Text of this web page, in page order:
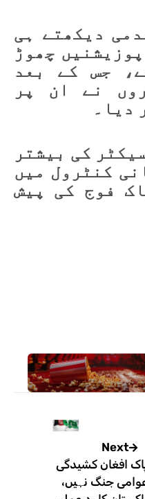
دیکھتے ہی
چھوڑ
جس کے بعد
نے ان پر
دیا۔
کی بیشتر
کنٹرول میں
فوج کی پیش
Next
افغان کشیدگی
جنگ نہیں،